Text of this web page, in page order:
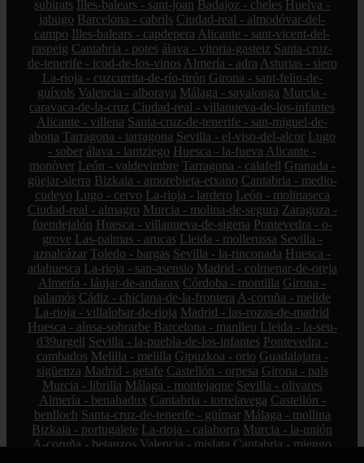
subirats Illes-balears - sant-joan Badajoz - cheles Huelva -
jabugo Barcelona - cabrils Ciudad-real - almodóvar-del-
campo Illes-balears - capdepera Alicante - sant-vicent-del-
raspeig Cantabria - potes álava - vitoria-gasteiz Santa-cruz-
de-tenerife - icod-de-los-vinos Almería - adra Asturias - siero
La-rioja - cuzcurrita-de-río-tirón Girona - sant-feliu-de-
guíxols Valencia - alboraya Málaga - sayalonga Murcia -
caravaca-de-la-cruz Ciudad-real - villanueva-de-los-infantes
Alicante - villena Santa-cruz-de-tenerife - san-miguel-de-
abona Tarragona - tarragona Sevilla - el-viso-del-alcor Lugo
- sober álava - lantziego Huesca - la-fueva Alicante -
monòver León - valdevimbre Tarragona - calafell Granada -
güejar-sierra Bizkaia - amorebieta-etxano Cantabria - medio-
cudeyo Lugo - cervo La-rioja - lardero León - molinaseca
Ciudad-real - almagro Murcia - molina-de-segura Zaragoza -
fuendejalón Huesca - villanueva-de-sigena Pontevedra - o-
grove Las-palmas - arucas Lleida - mollerussa Sevilla -
aznalcázar Toledo - bargas Sevilla - la-rinconada Huesca -
adahuesca La-rioja - san-asensio Madrid - colmenar-de-oreja
Almería - láujar-de-andarax Córdoba - montilla Girona -
palamós Cádiz - chiclana-de-la-frontera A-coruña - melide
La-rioja - villalobar-de-rioja Madrid - las-rozas-de-madrid
Huesca - aínsa-sobrarbe Barcelona - manlleu Lleida - la-seu-
d39urgell Sevilla - la-puebla-de-los-infantes Pontevedra -
cambados Melilla - melilla Gipuzkoa - orio Guadalajara -
sigüenza Madrid - getafe Castellón - orpesa Girona - pals
Murcia - librilla Málaga - montejaque Sevilla - olivares
Almería - benahadux Cantabria - torrelavega Castellón -
benlloch Santa-cruz-de-tenerife - güímar Málaga - mollina
Bizkaia - portugalete La-rioja - calahorra Murcia - la-unión
A-coruña - betanzos Valencia - mislata Cantabria - miengo